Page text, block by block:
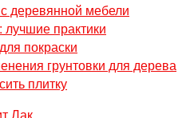
деревянной мебели
практики
покраски
грунтовки для дерева
плитку